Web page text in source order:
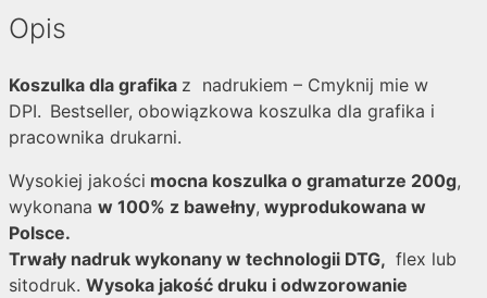
Opis
Koszulka dla grafika z nadrukiem – Cmyknij mie w
DPI. Bestseller, obowiązkowa koszulka dla grafika i
pracownika drukarni.
Wysokiej jakości mocna koszulka o gramaturze 200g,
wykonana w 100% z bawełny, wyprodukowana w
Polsce.
Trwały nadruk wykonany w technologii DTG, flex lub
sitodruk. Wysoka jakość druku i odwzorowanie